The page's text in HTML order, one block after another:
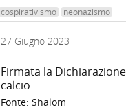
cospirativismo neonazismo
27 Giugno 2023
Firmata la
calcio
Fonte: Shalom